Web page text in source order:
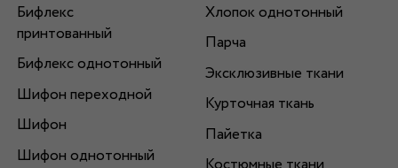
Бифлекс
принтованный
Бифлекс однотонный
Шифон переходной
Шифон
Шифон однотонный
Хлопок однотонный
Парча
Эксклюзивные ткани
Курточная ткань
Пайетка